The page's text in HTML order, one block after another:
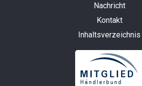
Nachricht
Kontakt
Inhaltsverzeichnis